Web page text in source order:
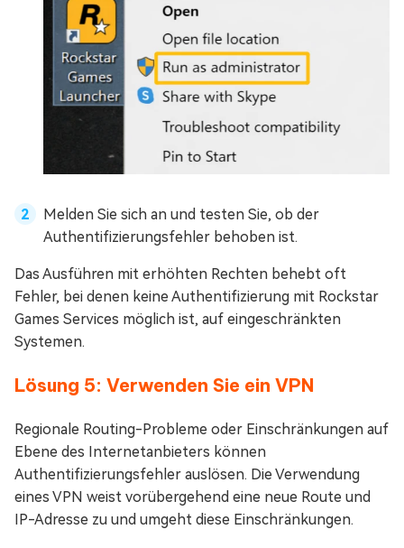
Melden Sie sich an und testen Sie, ob der
Authentifizierungsfehler behoben ist.
Das Ausführen mit erhöhten Rechten behebt oft
Fehler, bei denen keine Authentifizierung mit Rockstar
Games Services möglich ist, auf eingeschränkten
Systemen.
Lösung 5: Verwenden Sie ein VPN
Regionale Routing-Probleme oder Einschränkungen auf
Ebene des Internetanbieters können
Authentifizierungsfehler auslösen. Die Verwendung
eines VPN weist vorübergehend eine neue Route und
IP-Adresse zu und umgeht diese Einschränkungen.